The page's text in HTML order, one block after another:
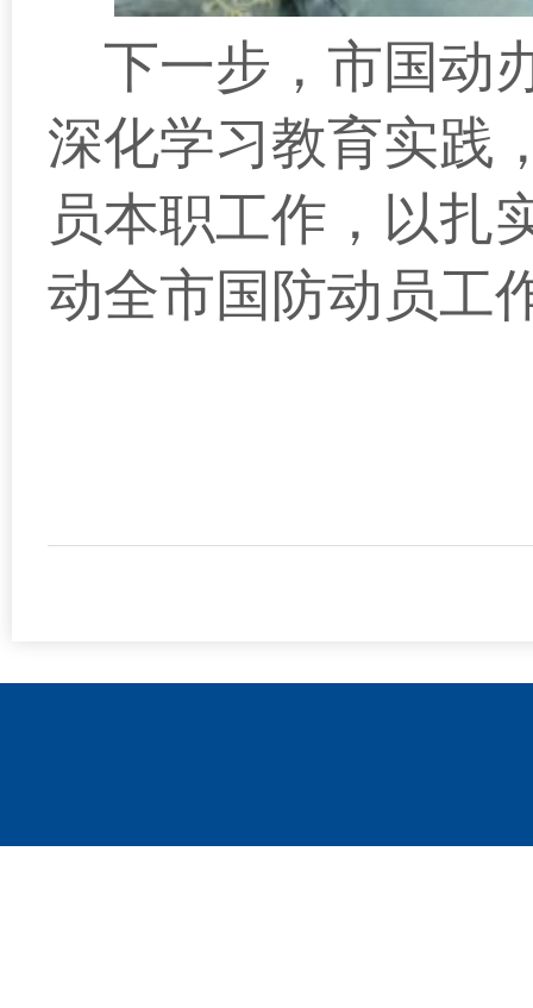
下一步，市国动
深化学习教育实践
员本职工作，以扎
动全市国防动员工